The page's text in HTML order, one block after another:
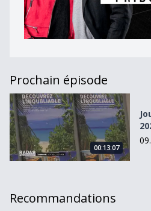
Prochain épisode
Journal du 9 septembre 2020
00:13:07
Recommandations